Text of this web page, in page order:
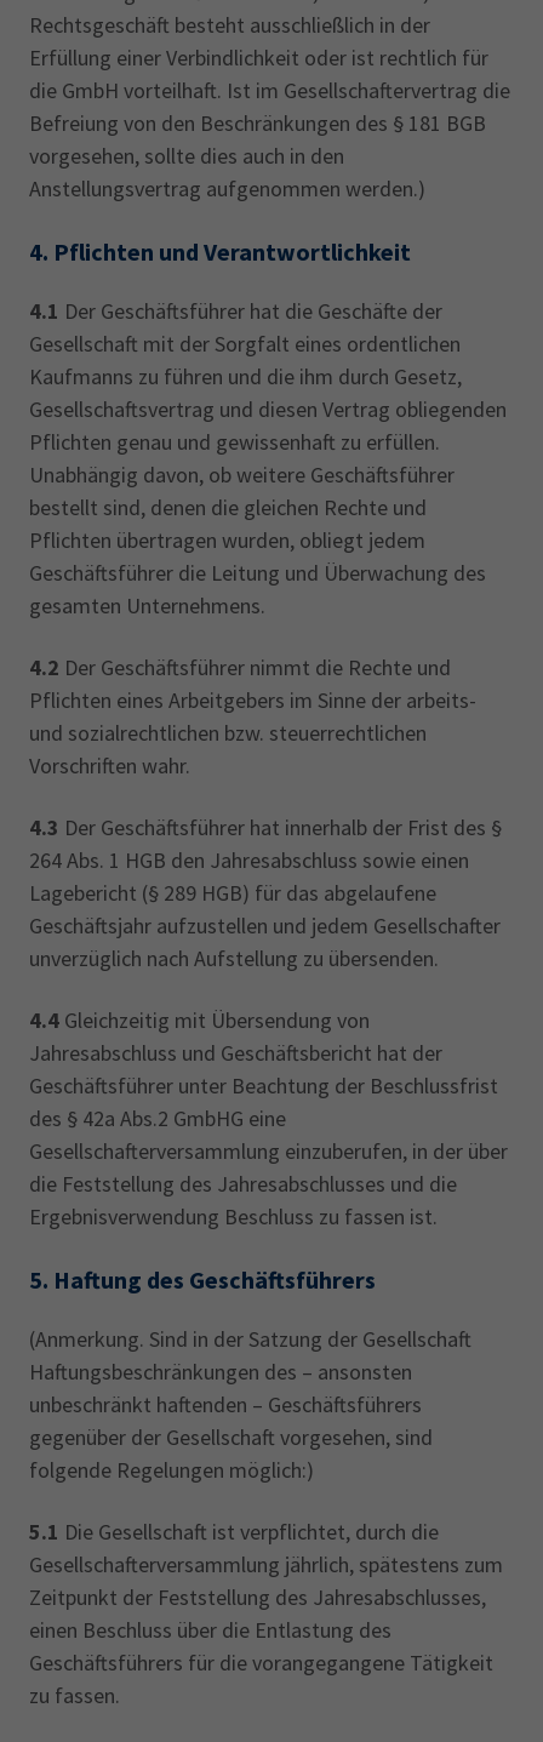
Rechtsgeschäft besteht ausschließlich in der
Erfüllung einer Verbindlichkeit oder ist rechtlich für
die GmbH vorteilhaft. Ist im Gesellschaftervertrag die
Befreiung von den Beschränkungen des § 181 BGB
vorgesehen, sollte dies auch in den
Anstellungsvertrag aufgenommen werden.)
4. Pflichten und Verantwortlichkeit
4.1 Der Geschäftsführer hat die Geschäfte der
Gesellschaft mit der Sorgfalt eines ordentlichen
Kaufmanns zu führen und die ihm durch Gesetz,
Gesellschaftsvertrag und diesen Vertrag obliegenden
Pflichten genau und gewissenhaft zu erfüllen.
Unabhängig davon, ob weitere Geschäftsführer
bestellt sind, denen die gleichen Rechte und
Pflichten übertragen wurden, obliegt jedem
Geschäftsführer die Leitung und Überwachung des
gesamten Unternehmens.
4.2 Der Geschäftsführer nimmt die Rechte und
Pflichten eines Arbeitgebers im Sinne der arbeits-
und sozialrechtlichen bzw. steuerrechtlichen
Vorschriften wahr.
4.3 Der Geschäftsführer hat innerhalb der Frist des §
264 Abs. 1 HGB den Jahresabschluss sowie einen
Lagebericht (§ 289 HGB) für das abgelaufene
Geschäftsjahr aufzustellen und jedem Gesellschafter
unverzüglich nach Aufstellung zu übersenden.
4.4 Gleichzeitig mit Übersendung von
Jahresabschluss und Geschäftsbericht hat der
Geschäftsführer unter Beachtung der Beschlussfrist
des § 42a Abs.2 GmbHG eine
Gesellschafterversammlung einzuberufen, in der über
die Feststellung des Jahresabschlusses und die
Ergebnisverwendung Beschluss zu fassen ist.
5. Haftung des Geschäftsführers
(Anmerkung. Sind in der Satzung der Gesellschaft
Haftungsbeschränkungen des – ansonsten
unbeschränkt haftenden – Geschäftsführers
gegenüber der Gesellschaft vorgesehen, sind
folgende Regelungen möglich:)
5.1 Die Gesellschaft ist verpflichtet, durch die
Gesellschafterversammlung jährlich, spätestens zum
Zeitpunkt der Feststellung des Jahresabschlusses,
einen Beschluss über die Entlastung des
Geschäftsführers für die vorangegangene Tätigkeit
zu fassen.